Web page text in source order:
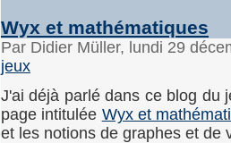
Wyx et mathématiques
Par Didier Müller, lundi 29
jeux
J'ai déjà parlé dans ce blog du
page intitulée Wyx et
et les notions de graphes et de